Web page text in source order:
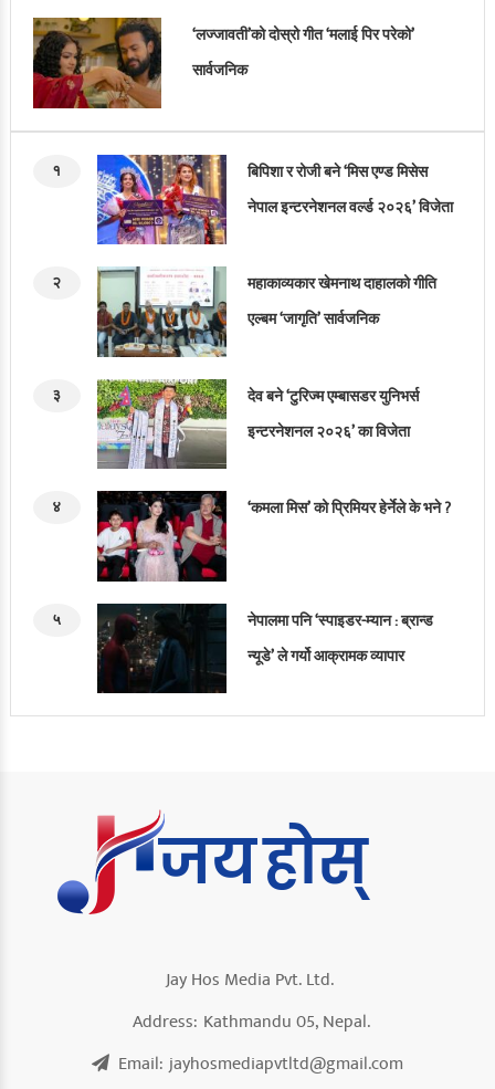
‘लज्जावती’को दोस्रो गीत ‘मलाई पिर परेको’
सार्वजनिक
१
बिपिशा र रोजी बने ‘मिस एण्ड मिसेस
नेपाल इन्टरनेशनल वर्ल्ड २०२६’ विजेता
२
महाकाव्यकार खेमनाथ दाहालको गीति
एल्बम ‘जागृति’ सार्वजनिक
३
देव बने ‘टुरिज्म एम्बासडर युनिभर्स
इन्टरनेशनल २०२६’ का विजेता
४ ‘कमला मिस’ को प्रिमियर हेर्नेले के भने ?
५
नेपालमा पनि ‘स्पाइडर-म्यान : ब्रान्ड
न्यूडे’ ले गर्यो आक्रामक व्यापार
Jay Hos Media Pvt. Ltd.
Address: Kathmandu 05, Nepal.
Email: jayhosmediapvtltd@gmail.com